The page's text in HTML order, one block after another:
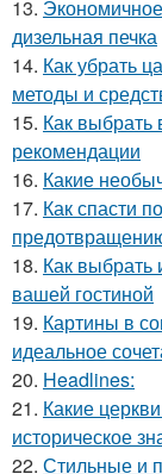
13.
дизельная печка
14. Как убрать
методы и
15. Как выбрать
рекомендации
16. Какие
17. Как спасти
18. Как выбрать
вашей гостиной
19. Картины в
идеальное
20. Headlines:
21. Какие
историческое
22. Стильные и